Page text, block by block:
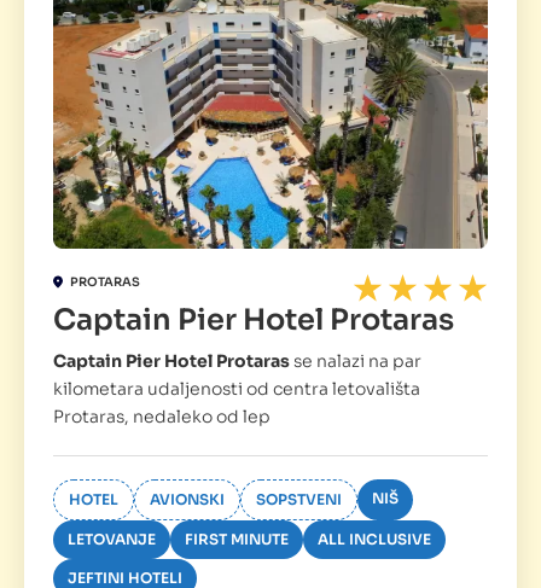
PROTARAS
Captain Pier Hotel Protaras
Captain Pier Hotel Protarasse nalazi na par
kilometara udaljenosti od centra letovališta
Protaras, nedaleko od lep
HOTEL AVIONSKI SOPSTVENI NIŠ
LETOVANJE FIRST MINUTE ALL INCLUSIVE
JEFTINI HOTELI